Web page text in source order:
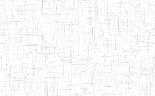
Création Type
25/09/1995 ENIEG Privé